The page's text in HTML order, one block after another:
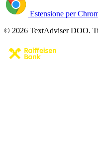
Estensione per
© 2026 TextAdviser DOO.